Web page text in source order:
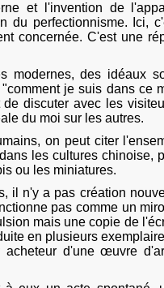
et l'invention de
du perfectionnisme. Ici,
concernée. C'est une
modernes, des idéaux
je suis dans ce
discuter avec les
du moi sur les autres.
on peut citer
les cultures chinoise,
ou les miniatures.
il n'y a pas création
pas comme un
mais une copie de
en plusieurs
acheteur d'une œuvre